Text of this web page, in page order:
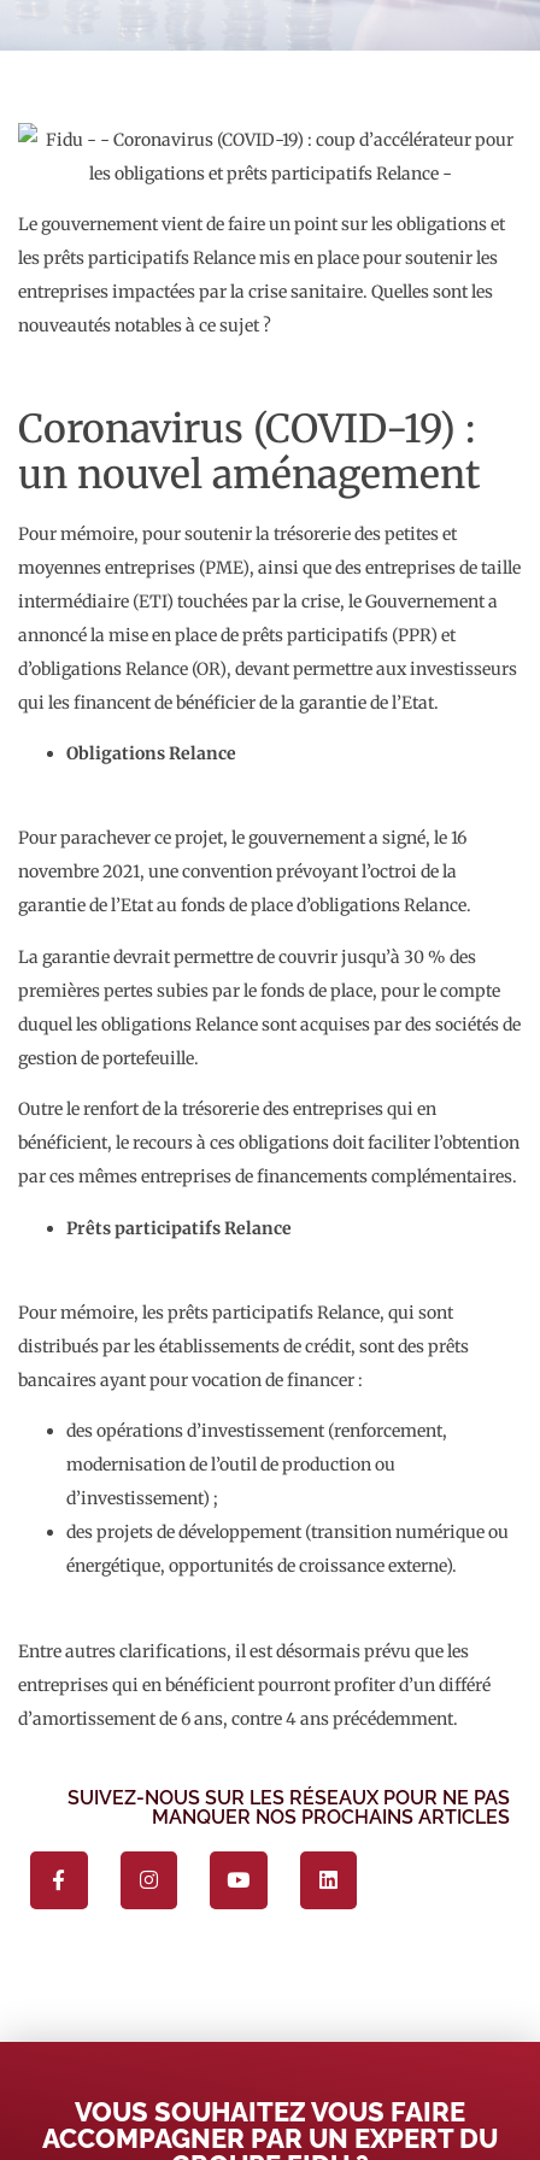
Le gouvernement vient de faire un point sur les obligations et
les prêts participatifs Relance mis en place pour soutenir les
entreprises impactées par la crise sanitaire. Quelles sont les
nouveautés notables à ce sujet ?
Coronavirus (COVID-19) :
un nouvel aménagement
Pour mémoire, pour soutenir la trésorerie des petites et
moyennes entreprises (PME), ainsi que des entreprises de taille
intermédiaire (ETI) touchées par la crise, le Gouvernement a
annoncé la mise en place de prêts participatifs (PPR) et
d’obligations Relance (OR), devant permettre aux investisseurs
qui les financent de bénéficier de la garantie de l’Etat.
Obligations Relance
Pour parachever ce projet, le gouvernement a signé, le 16
novembre 2021, une convention prévoyant l’octroi de la
garantie de l’Etat au fonds de place d’obligations Relance.
La garantie devrait permettre de couvrir jusqu’à 30 % des
premières pertes subies par le fonds de place, pour le compte
duquel les obligations Relance sont acquises par des sociétés de
gestion de portefeuille.
Outre le renfort de la trésorerie des entreprises qui en
bénéficient, le recours à ces obligations doit faciliter l’obtention
par ces mêmes entreprises de financements complémentaires.
Prêts participatifs Relance
Pour mémoire, les prêts participatifs Relance, qui sont
distribués par les établissements de crédit, sont des prêts
bancaires ayant pour vocation de financer :
des opérations d’investissement (renforcement,
modernisation de l’outil de production ou
d’investissement) ;
des projets de développement (transition numérique ou
énergétique, opportunités de croissance externe).
Entre autres clarifications, il est désormais prévu que les
entreprises qui en bénéficient pourront profiter d’un différé
d’amortissement de 6 ans, contre 4 ans précédemment.
SUIVEZ-NOUS SUR LES RÉSEAUX POUR NE PAS
MANQUER NOS PROCHAINS ARTICLES
VOUS SOUHAITEZ VOUS FAIRE
ACCOMPAGNER PAR UN EXPERT DU